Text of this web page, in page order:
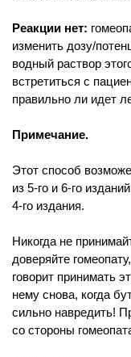
Реакции нет:
изменить дозу/
водный раствор
встретиться с
правильно ли идет
Примечание.
Этот способ
из 5-го и 6-го
4-го издания.
Никогда не
доверяйте
говорит принимать
нему снова, когда
сильно навредить!
со стороны